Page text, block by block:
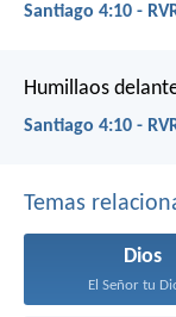
Santiago 4:10 -
Humillaos
Santiago 4:10 -
Temas
Dios
El Señor tu